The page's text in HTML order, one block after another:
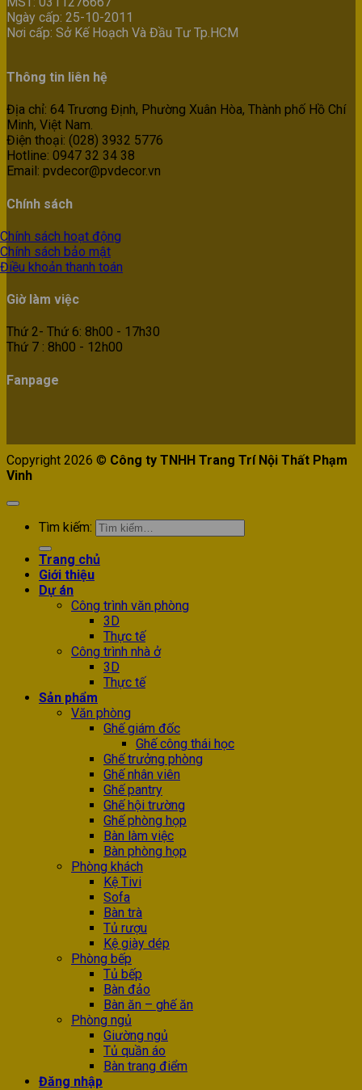
Ngày cấp: 25-10-2011
Nơi cấp: Sở Kế Hoạch Và Đầu Tư Tp.HCM
Thông tin liên hệ
Địa chỉ: 64 Trương Định, Phường Xuân Hòa, Thành phố Hồ Chí
Minh, Việt Nam.
Điện thoại: (028) 3932 5776
Hotline: 0947 32 34 38
Email: pvdecor@pvdecor.vn
Chính sách
Chính sách hoạt động
Chính sách bảo mật
Điều khoản thanh toán
Giờ làm việc
Thứ 2- Thứ 6: 8h00 - 17h30
Thứ 7 : 8h00 - 12h00
Fanpage
Copyright 2026 © Công ty TNHH Trang Trí Nội Thất Phạm
Vinh
Tìm kiếm:
Trang chủ
Giới thiệu
Dự án
Công trình văn phòng
3D
Thực tế
Công trình nhà ở
3D
Thực tế
Sản phẩm
Văn phòng
Ghế giám đốc
Ghế công thái học
Ghế trưởng phòng
Ghế nhân viên
Ghế pantry
Ghế hội trường
Ghế phòng họp
Bàn làm việc
Bàn phòng họp
Phòng khách
Kệ Tivi
Sofa
Bàn trà
Tủ rượu
Kệ giày dép
Phòng bếp
Tủ bếp
Bàn đảo
Bàn ăn – ghế ăn
Phòng ngủ
Giường ngủ
Tủ quần áo
Bàn trang điểm
Đăng nhập